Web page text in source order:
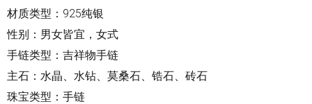
材质类型：925纯银
性别：男女皆宜，女式
手链类型：吉祥物手链
主石：水晶、水钻、莫桑石、锆石、砖石
珠宝类型：手链